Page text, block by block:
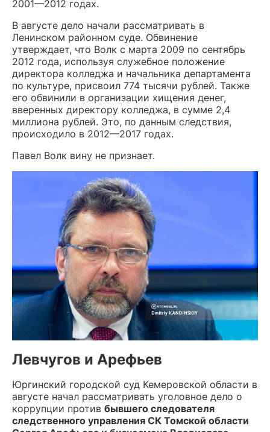
2001—2012 годах.
В августе дело начали рассматривать в
Ленинском районном суде. Обвинение
утверждает, что Волк с марта 2009 по сентябрь
2012 года, используя служебное положение
директора колледжа и начальника департамента
по культуре, присвоил 774 тысячи рублей. Также
его обвинили в организации хищения денег,
вверенных директору колледжа, в сумме 2,4
миллиона рублей. Это, по данным следствия,
происходило в 2012—2017 годах.
Павел Волк вину не признает.
Левчугов и Арефьев
Юргинский городской суд Кемеровской области в
августе начал рассматривать уголовное дело о
коррупции против бывшего следователя
следственного управления СК Томской области